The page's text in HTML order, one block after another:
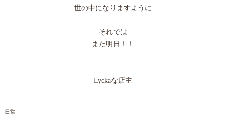
世の中になりますように
それでは
また明日！！
Lyckaな店主
日常